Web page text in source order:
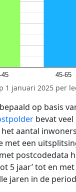
45 45-65
1 januari 2025 per
op basis
bevat
aantal
met een
postcodedata
5 jaar’ tot en met
jaren in de